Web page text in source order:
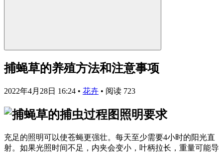
捕蝇草的养殖方法和注意事项
2022年4月28日 16:24 • 花卉 • 阅读 723
照明要求
充足的照明可以使苍蝇更强壮。每天至少需要4小时的阳光直
射。如果光照时间不足，内夹会变小，叶柄拉长，重量可能导